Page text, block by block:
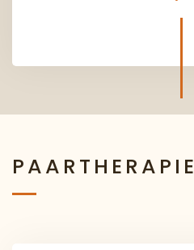
PAARTHERAPIE